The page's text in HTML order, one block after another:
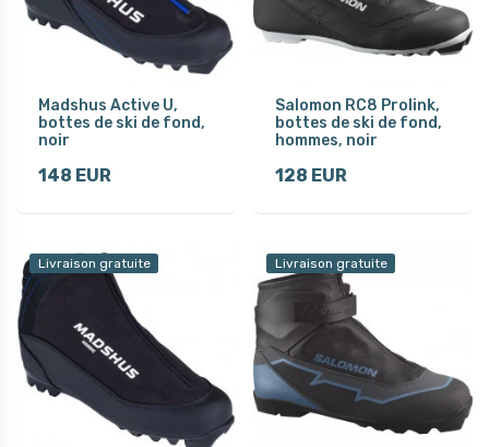
Madshus Active U,
bottes de ski de fond,
noir
148 EUR
Salomon RC8 Prolink,
bottes de ski de fond,
hommes, noir
128 EUR
Livraison gratuite Livraison gratuite